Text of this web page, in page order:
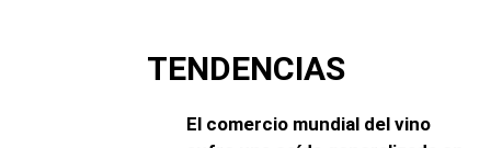
TENDENCIAS
El comercio mundial del vino